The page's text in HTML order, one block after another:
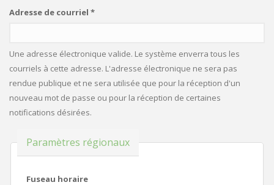
Adresse de courriel *
Une adresse électronique valide. Le système enverra tous les
courriels à cette adresse. L'adresse électronique ne sera pas
rendue publique et ne sera utilisée que pour la réception d'un
nouveau mot de passe ou pour la réception de certaines
notifications désirées.
Masquer
Paramètres régionaux
Fuseau horaire